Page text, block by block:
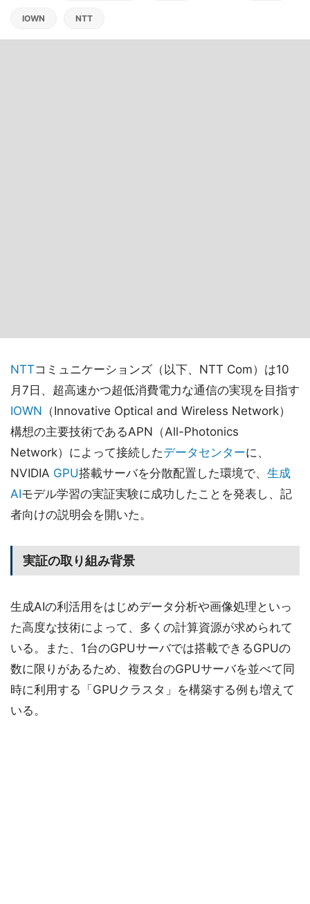
IOWN NTT
NTTコミュニケーションズ（以下、NTT Com）は10
月7日、超高速かつ超低消費電力な通信の実現を目指す
IOWN （Innovative Optical and Wireless Network）
構想の主要技術であるAPN（All-Photonics
Network）によって接続したデータセンターに、
NVIDIA GPU搭載サーバを分散配置した環境で、 生成
AIモデル学習の実証実験に成功したことを発表し、記
者向けの説明会を開いた。
実証の取り組み背景
生成AIの利活用をはじめデータ分析や画像処理といっ
た高度な技術によって、多くの計算資源が求められて
いる。また、1台のGPUサーバでは搭載できるGPUの
数に限りがあるため、複数台のGPUサーバを並べて同
時に利用する「GPUクラスタ」を構築する例も増えて
いる。